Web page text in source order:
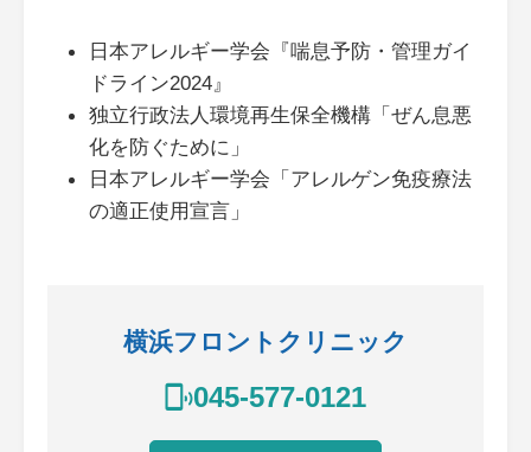
日本アレルギー学会『喘息予防・管理ガイ
ドライン2024』
独立行政法人環境再生保全機構「ぜん息悪
化を防ぐために」
日本アレルギー学会「アレルゲン免疫療法
の適正使用宣言」
横浜フロントクリニック
045-577-0121